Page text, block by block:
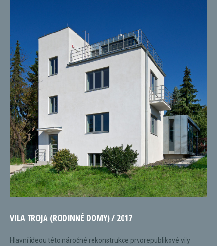
VILA TROJA (RODINNÉ DOMY) / 2017
Hlavní ideou této náročné rekonstrukce prvorepublikové vily